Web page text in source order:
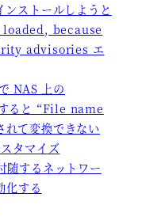
ストールしようと
because
advisories エ
NAS 上の
ると “File name
て変換できない
タマイズ
するネットワー
化する